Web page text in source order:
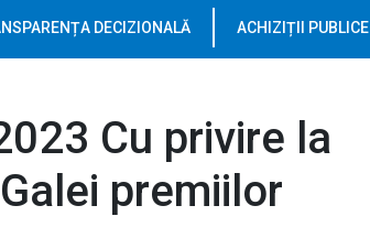
DECIZIONALĂ ACHIZIȚII PUBLICE
Cu privire la
premiilor